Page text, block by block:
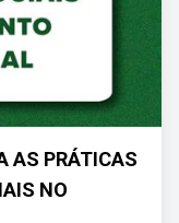
AS PRÁTICAS
NO